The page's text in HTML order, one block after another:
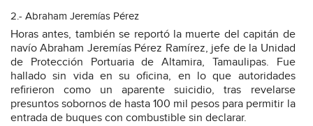
2.- Abraham Jeremías Pérez
Horas antes, también se reportó la muerte del capitán de
navío Abraham Jeremías Pérez Ramírez, jefe de la Unidad
de Protección Portuaria de Altamira, Tamaulipas. Fue
hallado sin vida en su oficina, en lo que autoridades
refirieron como un aparente suicidio, tras revelarse
presuntos sobornos de hasta 100 mil pesos para permitir la
entrada de buques con combustible sin declarar.